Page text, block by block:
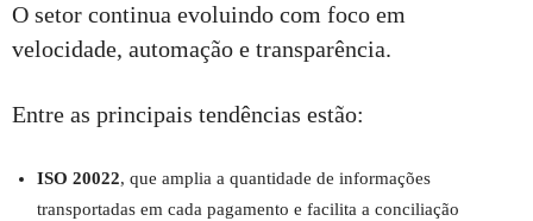
O setor continua evoluindo com foco em
velocidade, automação e transparência.
Entre as principais tendências estão:
ISO 20022, que amplia a quantidade de informações
transportadas em cada pagamento e facilita a conciliação